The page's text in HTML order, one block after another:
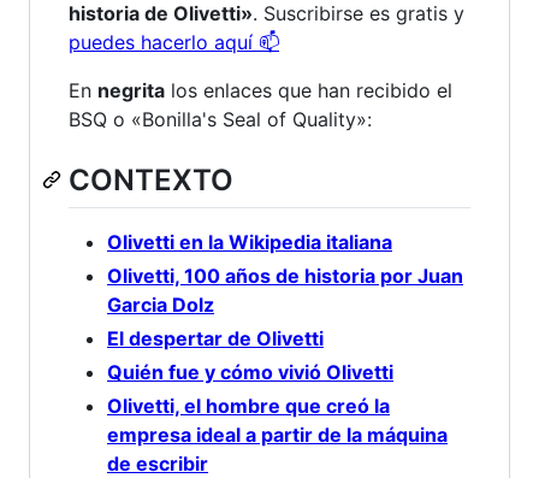
historia de Olivetti». Suscribirse es gratis y
puedes hacerlo aquí 📫
En negrita los enlaces que han recibido el
BSQ o «Bonilla's Seal of Quality»:
CONTEXTO
Olivetti en la Wikipedia italiana
Olivetti, 100 años de historia por Juan
Garcia Dolz
El despertar de Olivetti
Quién fue y cómo vivió Olivetti
Olivetti, el hombre que creó la
empresa ideal a partir de la máquina
de escribir